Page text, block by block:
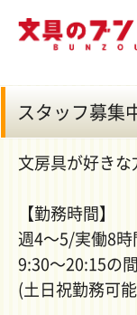
スタッフ募集
文房具が好き
【勤務時間】
週4〜5/実働8時
9:30〜20:15の
(土日祝勤務可